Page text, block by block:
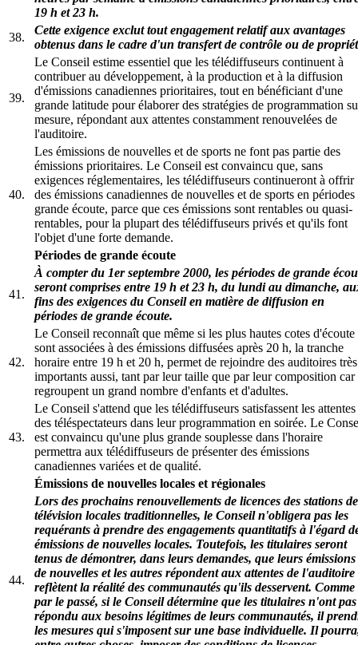
19 h et 23 h.
38.
Cette exigence exclut tout engagement relatif aux avantages
obtenus dans le cadre d'un transfert de contrôle ou de
39.
Le Conseil estime essentiel que les télédiffuseurs continuent à
contribuer au développement, à la production et à la diffusion
d'émissions canadiennes prioritaires, tout en bénéficiant d'une
grande latitude pour élaborer des stratégies de programmation
mesure, répondant aux attentes constamment renouvelées de
l'auditoire.
40.
Les émissions de nouvelles et de sports ne font pas partie des
émissions prioritaires. Le Conseil est convaincu que, sans
exigences réglementaires, les télédiffuseurs continueront à offrir
des émissions canadiennes de nouvelles et de sports en périodes
grande écoute, parce que ces émissions sont rentables ou quasi-
rentables, pour la plupart des télédiffuseurs privés et qu'ils font
l'objet d'une forte demande.
Périodes de grande écoute
41.
À compter du 1er septembre 2000, les périodes de grande
seront comprises entre 19 h et 23 h, du lundi au dimanche,
fins des exigences du Conseil en matière de diffusion en
périodes de grande écoute.
42.
Le Conseil reconnaît que même si les plus hautes cotes d'écoute
sont associées à des émissions diffusées après 20 h, la tranche
horaire entre 19 h et 20 h, permet de rejoindre des auditoires très
importants aussi, tant par leur taille que par leur composition car
regroupent un grand nombre d'enfants et d'adultes.
43.
Le Conseil s'attend que les télédiffuseurs satisfassent les attentes
des téléspectateurs dans leur programmation en soirée. Le
est convaincu qu'une plus grande souplesse dans l'horaire
permettra aux télédiffuseurs de présenter des émissions
canadiennes variées et de qualité.
Émissions de nouvelles locales et régionales
44.
Lors des prochains renouvellements de licences des stations de
télévision locales traditionnelles, le Conseil n'obligera pas les
requérants à prendre des engagements quantitatifs à l'égard
émissions de nouvelles locales. Toutefois, les titulaires seront
tenus de démontrer, dans leurs demandes, que leurs émissions
de nouvelles et les autres répondent aux attentes de l'auditoire
reflètent la réalité des communautés qu'ils desservent. Comme
par le passé, si le Conseil détermine que les titulaires n'ont pas
répondu aux besoins légitimes de leurs communautés, il
les mesures qui s'imposent sur une base individuelle. Il